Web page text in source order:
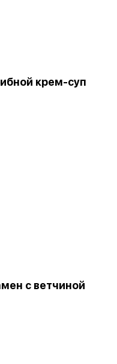
крем-суп
с ветчиной